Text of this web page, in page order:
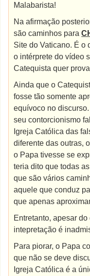
Malabarista!
Na afirmação
são caminhos para
Site do Vaticano. É o
o intérprete do vídeo
Catequista quer
Ainda que o
fosse tão somente
equívoco no
seu contorcionismo
Igreja Católica das
diferente das outras,
o Papa tivesse se
teria dito que todas
que são vários
aquele que conduz
que apenas
Entretanto, apesar
intepretação é
Para piorar, o Papa
que não se deve
Igreja Católica é a